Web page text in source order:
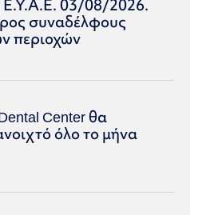
03/08/2026.
συναδέλφους
περιοχών
Center θα
όλο το μήνα